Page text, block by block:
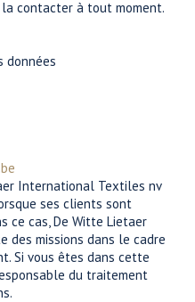
la contacter à tout moment.
données
International Textiles nv
ses clients sont
ce cas, De Witte Lietaer
des missions dans le cadre
Si vous êtes dans cette
du traitement